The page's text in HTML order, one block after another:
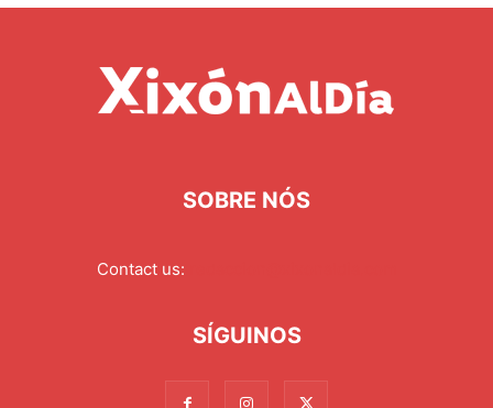
SOBRE NÓS
Contact us:
SÍGUINOS